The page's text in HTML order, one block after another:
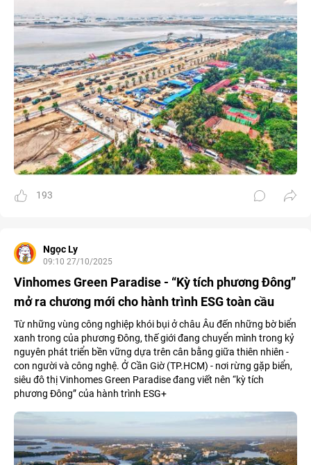
193
Ngọc Ly
09:10 27/10/2025
Vinhomes Green Paradise - “Kỳ tích phương Đông”
mở ra chương mới cho hành trình ESG toàn cầu
Từ những vùng công nghiệp khói bụi ở châu Âu đến những bờ biển
xanh trong của phương Đông, thế giới đang chuyển mình trong kỷ
nguyên phát triển bền vững dựa trên cân bằng giữa thiên nhiên -
con người và công nghệ. Ở Cần Giờ (TP.HCM) - nơi rừng gặp biển,
siêu đô thị Vinhomes Green Paradise đang viết nên “kỳ tích
phương Đông” của hành trình ESG+